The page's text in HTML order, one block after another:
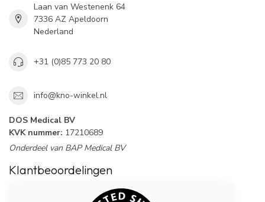
Laan van Westenenk 64
7336 AZ Apeldoorn
Nederland
+31 (0)85 773 20 80
info@kno-winkel.nl
DOS Medical BV
KVK nummer: 17210689
Onderdeel van BAP Medical BV
Klantbeoordelingen